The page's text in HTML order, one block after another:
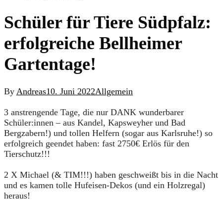
Schüler für Tiere Südpfalz:
erfolgreiche Bellheimer
Gartentage!
By Andreas10. Juni 2022Allgemein
3 anstrengende Tage, die nur DANK wunderbarer
Schüler:innen – aus Kandel, Kapsweyher und Bad
Bergzabern!) und tollen Helfern (sogar aus Karlsruhe!) so
erfolgreich geendet haben: fast 2750€ Erlös für den
Tierschutz!!!
2 X Michael (& TIM!!!) haben geschweißt bis in die Nacht
und es kamen tolle Hufeisen-Dekos (und ein Holzregal)
heraus!